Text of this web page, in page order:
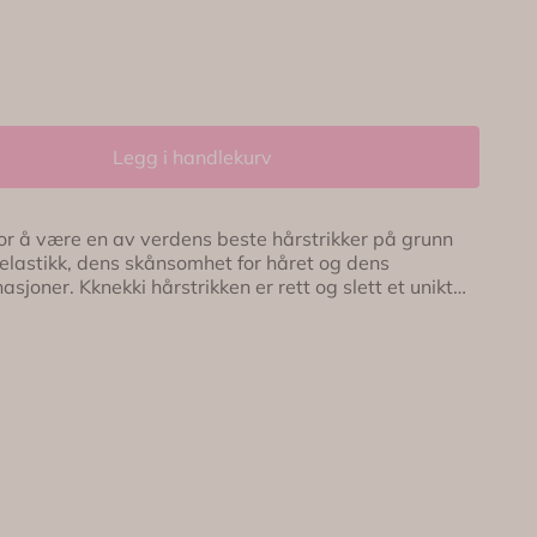
Legg i handlekurv
å være en av verdens beste hårstrikker på grunn
dens skånsomhet for håret og dens
og slett et unikt
tråder med en unik teknikk gjør de ektremt